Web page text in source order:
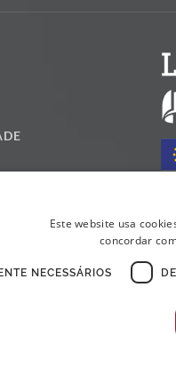
ELETRÓNICO
Este website usa
concordar
NECESSÁRIOS